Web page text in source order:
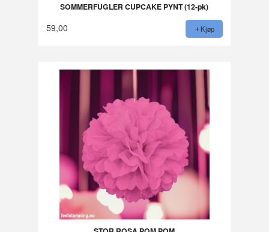
SOMMERFUGLER CUPCAKE PYNT (12-pk)
59,00 Kjøp